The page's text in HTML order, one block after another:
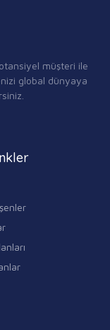
müşteri ile
global dünyaya